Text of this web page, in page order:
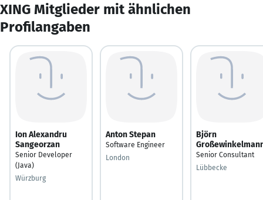
XING Mitglieder mit ähnlichen
Profilangaben
Ion Alexandru
Sangeorzan
Senior Developer
(Java)
Würzburg
Anton Stepan
Software Engineer
London
Björn
Senior Consultant
Lübbecke